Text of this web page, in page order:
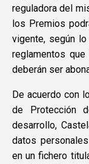
reguladora del
los Premios
vigente, según
reglamentos
deberán ser
De acuerdo con
de Protección
desarrollo,
datos
en un fichero